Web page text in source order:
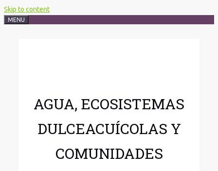
Skip to content
MENU
AGUA, ECOSISTEMAS
DULCEACUÍCOLAS Y
COMUNIDADES